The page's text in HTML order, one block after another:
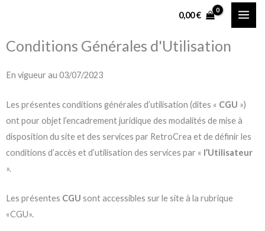
contenu
0,00€
Conditions Générales d'Utilisation
En vigueur au 03/07/2023
Les présentes conditions générales d’utilisation (dites « CGU »)
ont pour objet l’encadrement juridique des modalités de mise à
disposition du site et des services par RetroCrea et de définir les
conditions d’accès et d’utilisation des services par « l’Utilisateur
».
Les présentes CGU sont accessibles sur le site à la rubrique
«CGU».